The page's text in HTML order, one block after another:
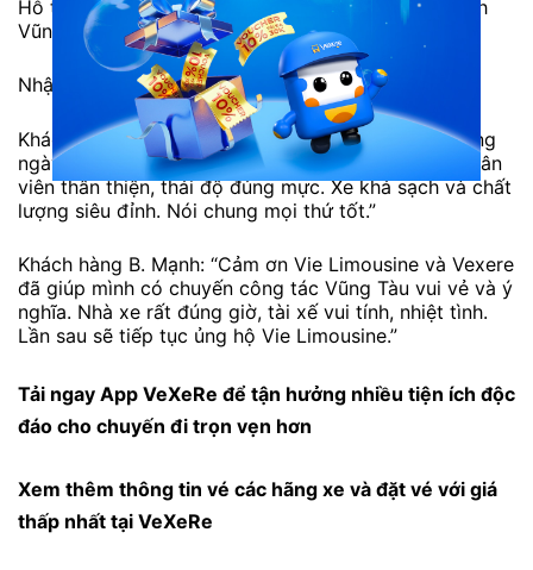
Hỗ trợ trung chuyển đón/trả tận nơi trong Nội thành
Vũng Tàu.
Nhận đón/trả khách trên dọc Quốc lộ 51.
Khách hàng Hằng: “Xe Vie Limousine có chuyến hằng
ngày. Tiện cho tôi sắp xếp thời gian, dễ mua vé. Nhân
viên thân thiện, thái độ đúng mực. Xe khá sạch và chất
lượng siêu đỉnh. Nói chung mọi thứ tốt.”
Khách hàng B. Mạnh: “Cảm ơn Vie Limousine và Vexere
đã giúp mình có chuyến công tác Vũng Tàu vui vẻ và ý
nghĩa. Nhà xe rất đúng giờ, tài xế vui tính, nhiệt tình.
Lần sau sẽ tiếp tục ủng hộ Vie Limousine.”
Tải ngay App VeXeRe để tận hưởng nhiều tiện ích độc
đáo cho chuyến đi trọn vẹn hơn
Xem thêm thông tin vé các hãng xe và đặt vé với giá
thấp nhất tại VeXeRe